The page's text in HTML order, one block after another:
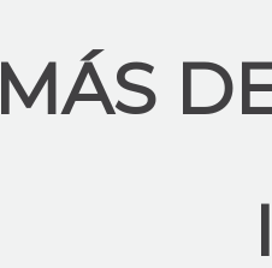
MÁS